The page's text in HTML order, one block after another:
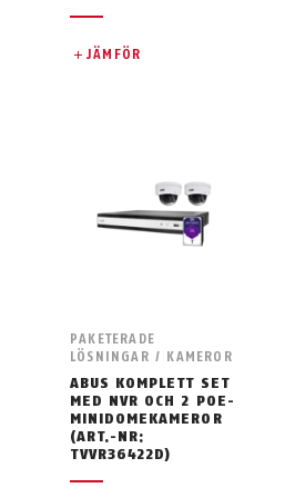
JÄMFÖR
PAKETERADE
LÖSNINGAR / KAMEROR
ABUS KOMPLETT SET
MED NVR OCH 2 POE-
MINIDOMEKAMEROR
(ART.-NR:
TVVR36422D)